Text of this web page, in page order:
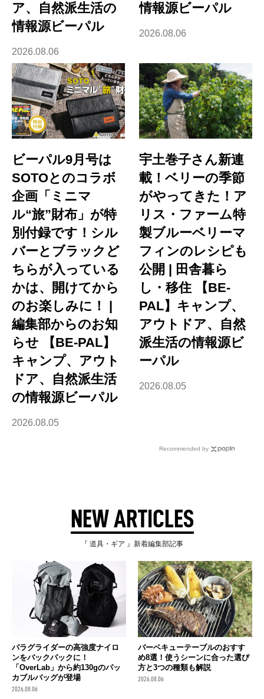
ア、自然派生活の
情報源ビーパル
2026.08.06
情報源ビーパル
2026.08.06
ビーパル9月号は
SOTOとのコラボ
企画「ミニマ
ル“旅”財布」が特
別付録です！シル
バーとブラックど
ちらが入っている
かは、開けてから
のお楽しみに！ |
編集部からのお知
らせ 【BE-PAL】
キャンプ、アウト
ドア、自然派生活
の情報源ビーパル
2026.08.05
宇土巻子さん新連
載！ベリーの季節
がやってきた！ア
リス・ファーム特
製ブルーベリーマ
フィンのレシピも
公開 | 田舎暮ら
し・移住 【BE-
PAL】キャンプ、
アウトドア、自然
派生活の情報源ビ
ーパル
2026.08.05
Recommended by
NEW ARTICLES
『 道具・ギア 』新着編集部記事
パラグライダーの高強度ナイロ
ンをバックパックに！
「OverLab」から約130gのパッ
カブルバッグが登場
2026.08.06
バーベキューテーブルのおすす
め8選！使うシーンに合った選び
方と3つの種類も解説
2026.08.06